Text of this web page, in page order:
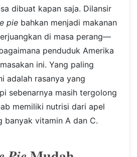
dibuat kapan saja. Dilansir
pie bahkan menjadi makanan
di masa perang—
penduduk Amerika
ini. Yang paling
adalah rasanya yang
sebenarnya masih tergolong
memiliki nutrisi dari apel
banyak vitamin A dan C.